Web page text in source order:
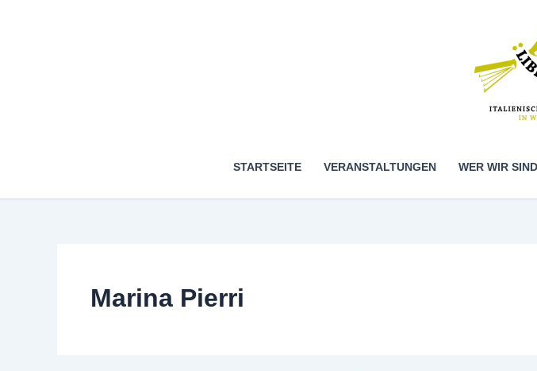
STARTSEITE VERANSTALTUNGEN WER WIR SIND
Marina Pierri